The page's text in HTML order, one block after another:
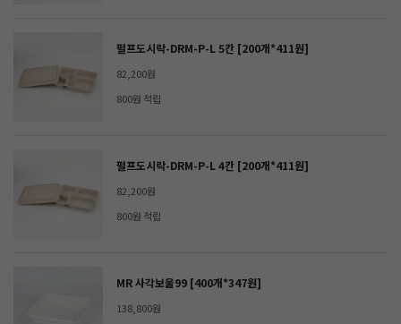
펄프도시락-DRM-P-L 5칸 [200개*411원]
82,200원
800원 적립
펄프도시락-DRM-P-L 4칸 [200개*411원]
82,200원
800원 적립
MR 사각보울99 [400개*347원]
138,800원